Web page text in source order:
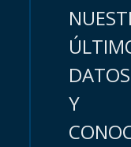
DATOS
Y